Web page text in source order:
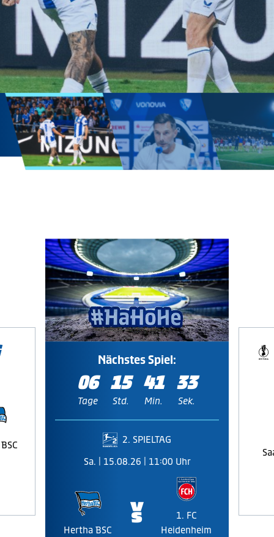
Homepage
Nächstes Spiel:
06
Tage
15
Std.
41
Min.
32
Sek.
2. SPIELTAG
Sa. | 15.08.26 | 11:00 Uhr
Hertha BSC
🆚
1. FC
Heidenheim